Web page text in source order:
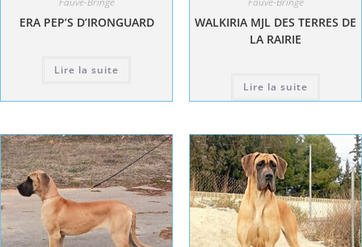
ERA PEP’S D’IRONGUARD
Lire la suite
WALKIRIA MJL DES TERRES DE
LA RAIRIE
Lire la suite